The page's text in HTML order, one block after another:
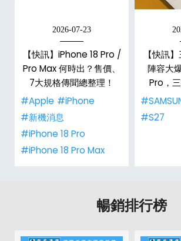
2026-07-23
【快訊】iPhone 18 Pro /
Pro Max 何時出？售價、
7大規格傳聞總整理！
#Apple #iPhone
#新機消息
#iPhone 18 Pro
#iPhone 18 Pro Max
【快訊
陣容大
Pro，
#S27
暢銷排行榜